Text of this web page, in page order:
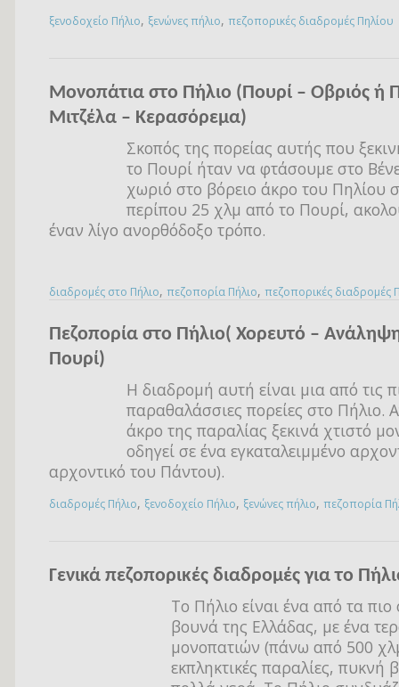
ξενοδοχείο Πήλιο, ξενώνες πήλιο, πεζοπορικές διαδρομές Πηλίου
Μονοπάτια στο Πήλιο (Πουρί – Οβριός ή
Μιτζέλα – Κερασόρεμα)
Σκοπός της πορείας αυτής που
το Πουρί ήταν να φτάσουμε στο
χωριό στο βόρειο άκρο του Πηλίου
περίπου 25 χλμ από το Πουρί,
έναν λίγο ανορθόδοξο τρόπο.
διαδρομές στο Πήλιο, πεζοπορία Πήλιο, πεζοπορικές διαδρομές
Πεζοπορία στο Πήλιο( Χορευτό –
Πουρί)
Η διαδρομή αυτή είναι μια από τις
παραθαλάσσιες πορείες στο Πήλιο.
άκρο της παραλίας ξεκινά χτιστό
οδηγεί σε ένα εγκαταλειμμένο
αρχοντικό του Πάντου).
διαδρομές Πήλιο, ξενοδοχείο Πήλιο, ξενώνες πήλιο, πεζοπορία
Γενικά πεζοπορικές διαδρομές για το
Το Πήλιο είναι ένα από τα
βουνά της Ελλάδας, με ένα
μονοπατιών (πάνω από 500
εκπληκτικές παραλίες, πυκνή